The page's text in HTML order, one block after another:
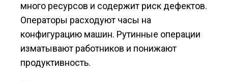
много ресурсов и содержит риск дефектов.
Операторы расходуют часы на
конфигурацию машин. Рутинные операции
изматывают работников и понижают
продуктивность.